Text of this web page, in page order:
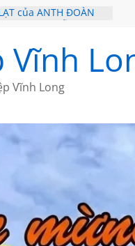
của ANTH ĐOÀN
CỦA THÁI LÃO
BÍCH HÀ
Vĩnh
Vĩnh Long